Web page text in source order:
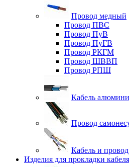
Провод медный
Провод ПВС
Провод ПуВ
Провод ПуГВ
Провод РКГМ
Провод ШВВП
Провод РПШ
Кабель
Провод
Кабель и провод
Изделия для прокладки